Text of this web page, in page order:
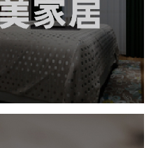
站 社区网站
微商城
整体解决方案